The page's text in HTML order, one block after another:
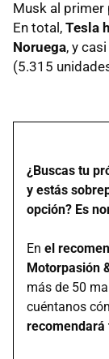
Musk al primer
En total, Tesla
Noruega, y
(5.315
¿Buscas tu
y estás
opción? Es
En el
Motorpasión
más de 50
cuéntanos
recomendará